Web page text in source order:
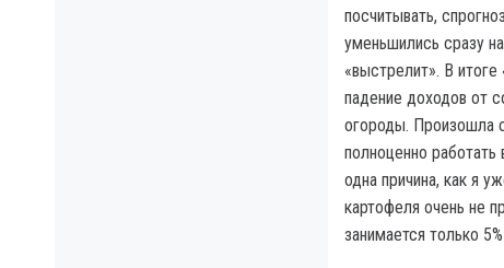
посчитывать,
уменьшились сразу
«выстрелит». В
падение доходов от
огороды. Произошла
полноценно
одна причина, как я
картофеля очень не
занимается только